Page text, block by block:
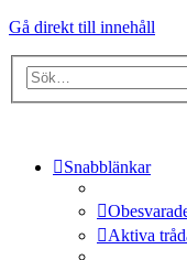
Gå direkt till innehåll
Snabblänkar
Aktiva